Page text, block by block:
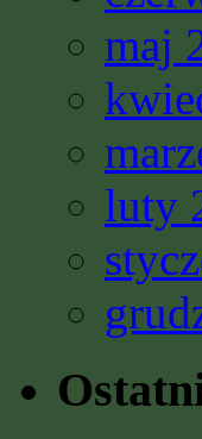
maj
luty